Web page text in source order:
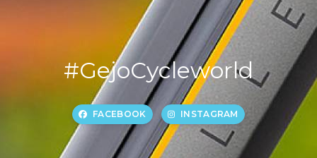
#GejoCycleworld
FACEBOOK INSTAGRAM